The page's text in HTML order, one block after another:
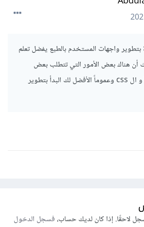
بتطوير واجهات المستخدم بالطبع يفضل تعلم
أن هناك بعض الأمور التي تتطلب بعض
الخبرة في ال html و ال css وعموماً الأفضل لك البدأ بتطوير
لاحقًا. إذا كان لديك حساب،فسجل الدخول